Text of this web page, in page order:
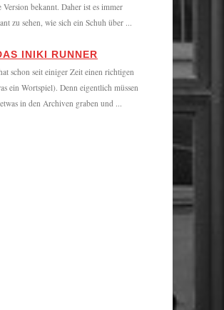
Version bekannt. Daher ist es immer
zu sehen, wie sich ein Schuh über ...
INIKI RUNNER
schon seit einiger Zeit einen richtigen
ein Wortspiel). Denn eigentlich müssen
in den Archiven graben und ...